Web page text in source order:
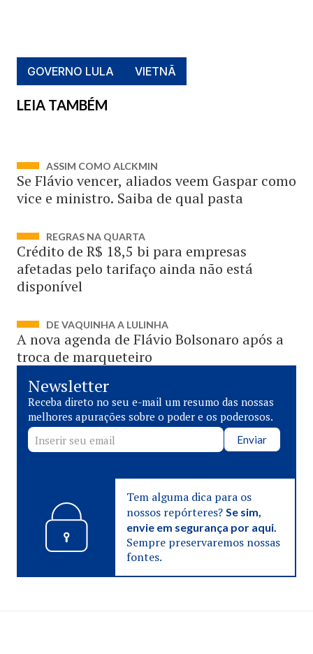
GOVERNO LULA VIETNÃ
LEIA TAMBÉM
ASSIM COMO ALCKMIN
Se Flávio vencer, aliados veem Gaspar como
vice e ministro. Saiba de qual pasta
REGRAS NA QUARTA
Crédito de R$ 18,5 bi para empresas
afetadas pelo tarifaço ainda não está
disponível
DE VAQUINHA A LULINHA
A nova agenda de Flávio Bolsonaro após a
troca de marqueteiro
Newsletter
Receba direto no seu e-mail um resumo das nossas
melhores apurações sobre o poder e os poderosos.
Enviar
Tem alguma dica para os
nossos repórteres? Se sim,
envie em segurança por aqui.
Sempre preservaremos nossas
fontes.